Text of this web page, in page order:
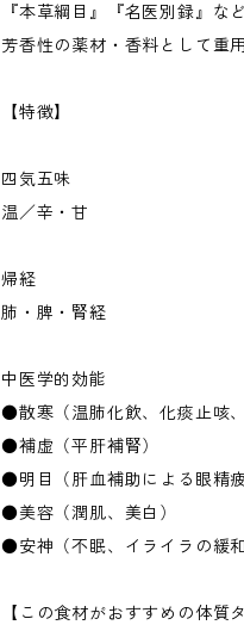
『本草綱目』『名医別録』な
芳香性の薬材・香料として重
【特徴】
四気五味
温／辛・甘
帰経
肺・脾・腎経
中医学的効能
●散寒（温肺化飲、化痰止咳
●補虚（平肝補腎）
●明目（肝血補助による眼精疲
●美容（潤肌、美白）
●安神（不眠、イライラの緩和
【この食材がおすすめの体質